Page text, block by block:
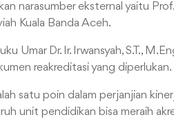
narasumber eksternal yaitu Prof.
Kuala Banda Aceh.
Umar Dr. Ir. Irwansyah, S.T.,
reakreditasi yang diperlukan.
satu poin dalam perjanjian
unit pendidikan bisa meraih